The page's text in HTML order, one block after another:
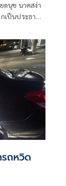
ดนุช นาคสง่า
เป็นประธาน
รถหวิด